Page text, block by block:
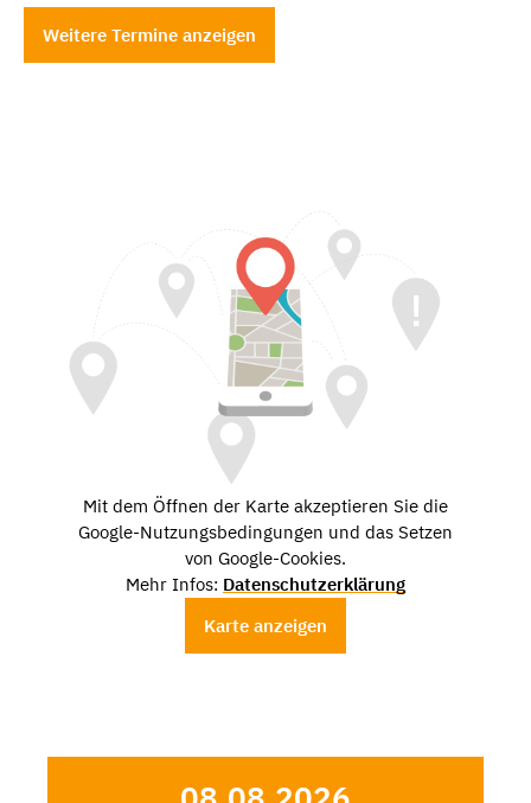
Weitere Termine anzeigen
Mit dem Öffnen der Karte akzeptieren Sie die
Google-Nutzungsbedingungen und das Setzen
von Google-Cookies.
Mehr Infos: Datenschutzerklärung
Karte anzeigen